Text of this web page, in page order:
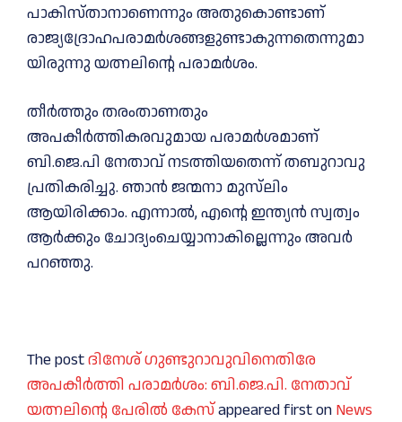
പാകിസ്താനാണെന്നും അതുകൊണ്ടാണ്
രാജ്യദ്രോഹപരാമർശങ്ങളുണ്ടാകുന്നതെന്നുമാ
യിരുന്നു യത്നലിന്റെ പരാമർശം.
തീർത്തും തരംതാണതും
അപകീർത്തികരവുമായ പരാമർശമാണ്
ബി.ജെ.പി നേതാവ് നടത്തിയതെന്ന് തബുറാവു
പ്രതികരിച്ചു. ഞാൻ ജന്മനാ മുസ്‌ലിം
ആയിരിക്കാം. എന്നാൽ, എന്റെ ഇന്ത്യൻ സ്വത്വം
ആർക്കും ചോദ്യംചെയ്യാനാകില്ലെന്നും അവർ
പറഞ്ഞു.
The postദിനേശ് ഗുണ്ടുറാവുവിനെതിരേ
അപകീർത്തി പരാമർശം: ബി.ജെ.പി. നേതാവ്
യത്നലിന്റെ പേരിൽ കേസ്appeared first on News